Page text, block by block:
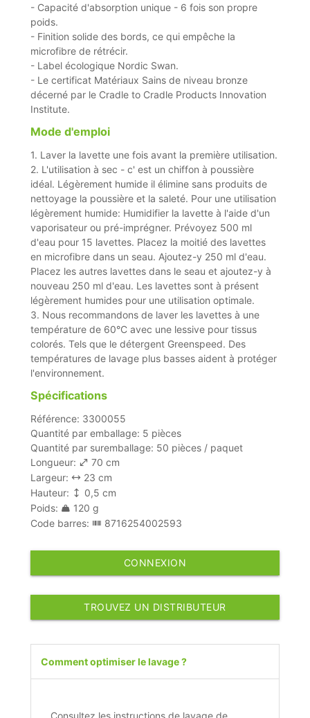
- Capacité d'absorption unique - 6 fois son propre
poids.
- Finition solide des bords, ce qui empêche la
microfibre de rétrécir.
- Label écologique Nordic Swan.
- Le certificat Matériaux Sains de niveau bronze
décerné par le Cradle to Cradle Products Innovation
Institute.
Mode d'emploi
1. Laver la lavette une fois avant la première utilisation.
2. L'utilisation à sec - c' est un chiffon à poussière
idéal. Légèrement humide il élimine sans produits de
nettoyage la poussière et la saleté. Pour une utilisation
légèrement humide: Humidifier la lavette à l'aide d'un
vaporisateur ou pré-imprégner. Prévoyez 500 ml
d'eau pour 15 lavettes. Placez la moitié des lavettes
en microfibre dans un seau. Ajoutez-y 250 ml d'eau.
Placez les autres lavettes dans le seau et ajoutez-y à
nouveau 250 ml d'eau. Les lavettes sont à présent
légèrement humides pour une utilisation optimale.
3. Nous recommandons de laver les lavettes à une
température de 60°C avec une lessive pour tissus
colorés. Tels que le détergent Greenspeed. Des
températures de lavage plus basses aident à protéger
l'environnement.
Spécifications
Référence: 3300055
Quantité par emballage: 5 pièces
Quantité par suremballage: 50 pièces / paquet
Longueur:
70 cm
Largeur:
23 cm
Hauteur:
0,5 cm
Poids:
120 g
Code barres:
8716254002593
CONNEXION
TROUVEZ UN DISTRIBUTEUR
Comment optimiser le lavage ?